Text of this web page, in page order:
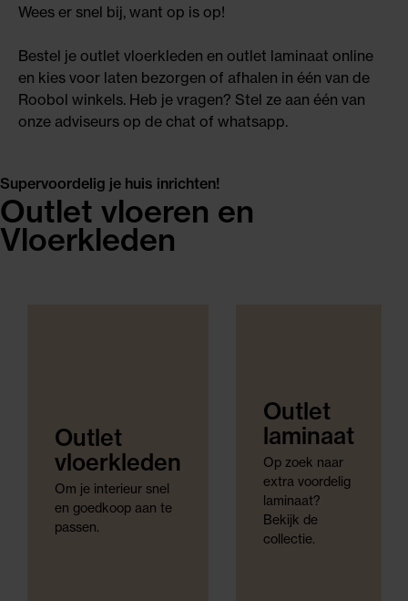
Wees er snel bij, want op is op!
Bestel je outlet vloerkleden en outlet laminaat online
en kies voor laten bezorgen of afhalen in één van de
Roobol winkels. Heb je vragen? Stel ze aan één van
onze adviseurs op de chat of whatsapp.
Supervoordelig je huis inrichten!
Outlet vloeren en
Vloerkleden
Outlet
vloerkleden
Om je interieur snel
en goedkoop aan te
passen.
Outlet
laminaat
Op zoek naar
extra voordelig
laminaat?
Bekijk de
collectie.